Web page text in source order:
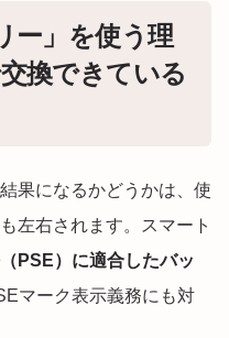
ー」を使う理
換できている
果になるかどうかは、使
左右されます。スマート
PSE）に適合したバッ
マーク表示義務にも対